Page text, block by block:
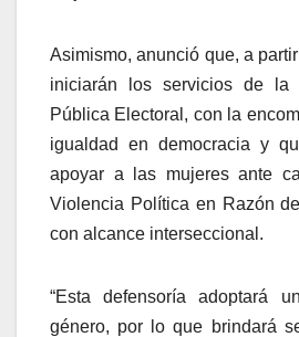
Asimismo, anunció que, a
iniciarán los servicios de la
Pública Electoral, con la
igualdad en democracia y
apoyar a las mujeres ante
Violencia Política en Razón
con alcance interseccional.
“Esta defensoría adoptará
género, por lo que brindará